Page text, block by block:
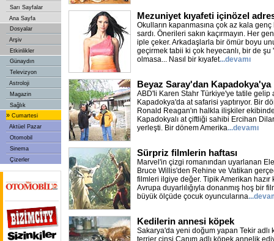
Sarı Sayfalar
Ana Sayfa
Dosyalar
Arşiv
Etkinlikler
Günaydın
Televizyon
Astroloji
Magazin
Sağlık
» Cumartesi
Aktüel Pazar
Otomobil
Sinema
Çizerler
Mezuniyet kıyafeti içinözel
Okulların kapanmasına çok az kala genç
sardı. Önerileri sakın kaçırmayın. Her
iple çeker. Arkadaşlarla bir ömür boyu
geçirmek tabii ki çok heyecanlı, bir de
olmasa... Nasıl bir kıyafet...devamı
Beyaz Saray'dan Kapadokya'ya
ABD'li Karen Stahr Türkiye'ye tatile gelip
Kapadokya'da at safarisi yaptırıyor. Bir
Ronald Reagan'ın halkla ilişkiler
Kapadokyalı at çiftliği sahibi Ercihan
yerleşti. Bir dönem Amerika...devamı
Sürpriz filmlerin haftası
Marvel'in çizgi romanından uyarlanan
Bruce Willis'den Rehine ve Vatikan
filmleri ilgiye değer. Tipik Amerikan hazır
Avrupa duyarlılığıyla donanmış hoş bir
büyük ölçüde çocuk oyuncularına
Kedilerin annesi köpek
Sakarya'da yeni doğum yapan Tekir
terrier cinsi Canım adlı köpek annelik